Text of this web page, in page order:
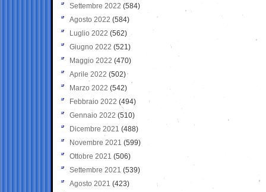
Settembre 2022 (584)
Agosto 2022 (584)
Luglio 2022 (562)
Giugno 2022 (521)
Maggio 2022 (470)
Aprile 2022 (502)
Marzo 2022 (542)
Febbraio 2022 (494)
Gennaio 2022 (510)
Dicembre 2021 (488)
Novembre 2021 (599)
Ottobre 2021 (506)
Settembre 2021 (539)
Agosto 2021 (423)